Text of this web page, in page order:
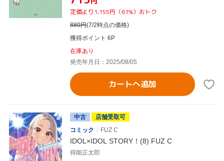
定価より1,155円（61%）おトク
880円(7/2時点の価格)
獲得ポイント 6P
在庫あり
発売年月日：2025/08/05
カートへ追加
中古
店舗受取可
コミック
FUZ C
IDOL×IDOL STORY！(8) FUZ C
得能正太郎